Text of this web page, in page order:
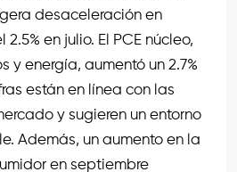
desaceleración en
en julio. El PCE núcleo,
y energía, aumentó un 2.7%
están en línea con las
y sugieren un entorno
Además, un aumento en la
en septiembre